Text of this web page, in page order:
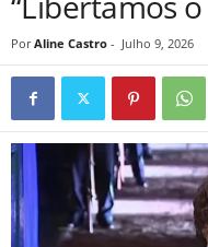
Por Aline Castro - Julho 9, 2026